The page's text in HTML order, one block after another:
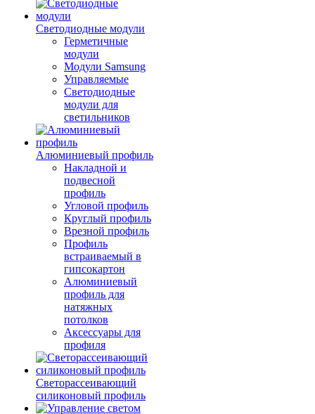
Светодиодные модули
Герметичные
модули
Модули Samsung
Управляемые
Светодиодные
модули для
светильников
Алюминиевый профиль
Накладной и
подвесной
профиль
Угловой профиль
Круглый профиль
Врезной профиль
Профиль
встраиваемый в
гипсокартон
Алюминиевый
профиль для
натяжных
потолков
Аксессуары для
профиля
Светорассеивающий
силиконовый профиль